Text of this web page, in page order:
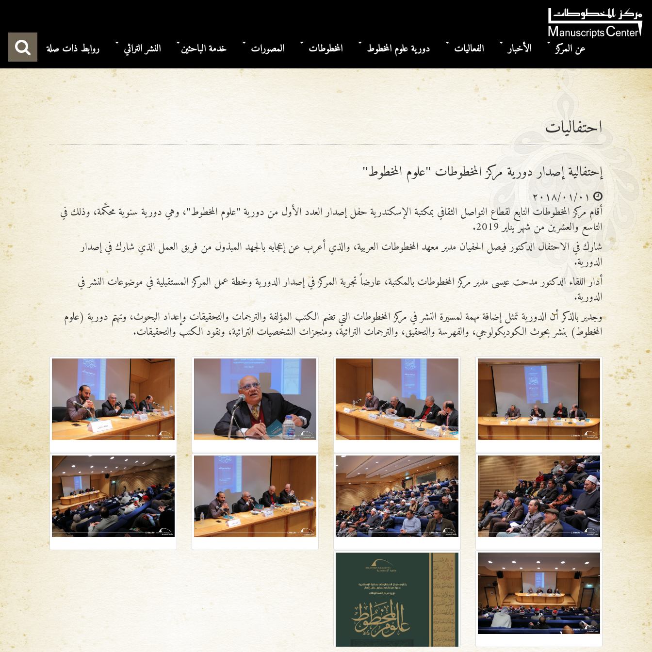
عن المركز الأخبار الفعاليات دورية علوم المخطوط المخطوطات المصورات خدمة الباحثين النشر التراثي روابط ذات صلة
احتفاليات
إحتفالية إصدار دورية مركز المخطوطات "علوم المخطوط"
٢٠١٨/٠١/٠١
أقام مركز المخطوطات التابع لقطاع التواصل الثقافي بمكتبة الإسكندرية حفل إصدار العدد الأول من دورية "علوم المخطوط"، وهي دورية سنوية محكَّمة، وذلك في
التاسع والعشرين من شهر يناير 2019.
شارك في الاحتفال الدكتور فيصل الحفيان مدير معهد المخطوطات العربية، والذي أعرب عن إعجابه بالجهد المبذول من فريق العمل الذي شارك في إصدار
الدورية.
أدار اللقاء الدكتور مدحت عيسى مدير مركز المخطوطات بالمكتبة، عارضاً تجربة المركز في إصدار الدورية وخطة عمل المركز المستقبلية في موضوعات النشر في
الدورية.
وجدير بالذكر أن الدورية تمثل إضافة مهمة لمسيرة النشر في مركز المخطوطات التي تضم الكتب المؤلفة والترجمات والتحقيقات وإعداد البحوث، وتهتم دورية (علوم
المخطوط) بنشر بحوث الكوديكولوجي، والفهرسة والتحقيق، والترجمات التراثية، ومنجزات الشخصيات التراثية، ونقود الكتب والتحقيقات.